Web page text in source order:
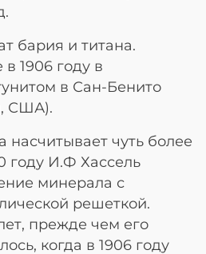
бария и титана.
1906 году в
в Сан-Бенито
США).
насчитывает чуть более
году И.Ф Хассель
минерала с
решеткой.
прежде чем его
когда в 1906 году